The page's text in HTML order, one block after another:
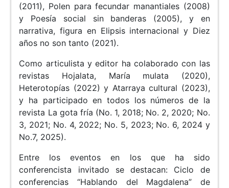
(2011), Polen para fecundar manantiales (2008)
y Poesía social sin banderas (2005), y en
narrativa, figura en Elipsis internacional y Diez
años no son tanto (2021).
Como articulista y editor ha colaborado con las
revistas Hojalata, María mulata (2020),
Heterotopías (2022) y Atarraya cultural (2023),
y ha participado en todos los números de la
revista La gota fría (No. 1, 2018; No. 2, 2020; No.
3, 2021; No. 4, 2022; No. 5, 2023; No. 6, 2024 y
No.7, 2025).
Entre los eventos en los que ha sido
conferencista invitado se destacan: Ciclo de
conferencias “Hablando del Magdalena” de